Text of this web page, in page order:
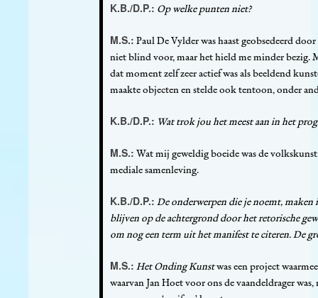
K.B./D.P.: Op welke punten niet?
M.S.: Paul De Vylder was haast geobsedeerd
niet blind voor, maar het hield me minder bezig.
dat moment zelf zeer actief was als beeldend
maakte objecten en stelde ook tentoon, onder
K.B./D.P.: Wat trok jou het meest aan in het
M.S.: Wat mij geweldig boeide was de
mediale samenleving.
K.B./D.P.: De onderwerpen die je noemt, maken
blijven op de achtergrond door het retorische
om nog een term uit het manifest te citeren.De
M.S.: Het Onding Kunstwas een project
waarvan Jan Hoet voor ons de vaandeldrager